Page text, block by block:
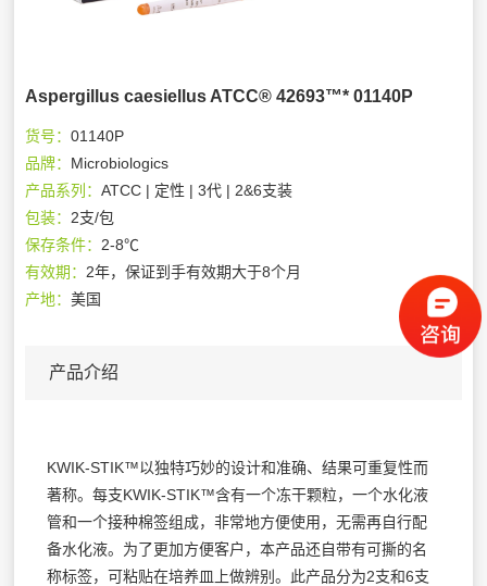
Aspergillus caesiellus ATCC® 42693™* 01140P
货号：01140P
品牌： Microbiologics
产品系列：ATCC | 定性 | 3代 | 2&6支装
包装： 2支/包
保存条件： 2-8℃
有效期： 2年，保证到手有效期大于8个月
产地：美国
产品介绍
KWIK-STIK™以独特巧妙的设计和准确、结果可重复性而
著称。每支KWIK-STIK™含有一个冻干颗粒，一个水化液
管和一个接种棉签组成，非常地方便使用，无需再自行配
备水化液。为了更加方便客户，本产品还自带有可撕的名
称标签，可粘贴在培养皿上做辨别。此产品分为2支和6支